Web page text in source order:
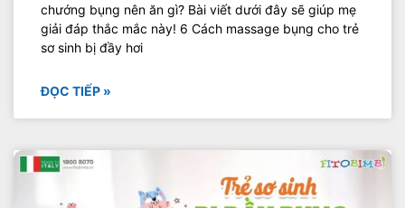
chướng bụng nên ăn gì? Bài viết dưới đây sẽ giúp mẹ
giải đáp thắc mắc này! 6 Cách massage bụng cho trẻ
sơ sinh bị đầy hơi
ĐỌC TIẾP »